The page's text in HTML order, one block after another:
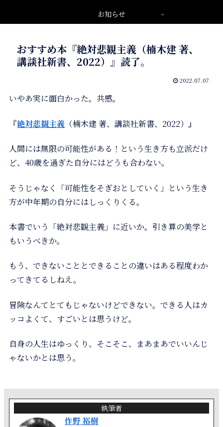
お知らせ
おすすめ本『絶対悲観主義（楠木建 著、
講談社新書、2022）』読了。
2022.07.07
いやあ実に面白かった。共感。
『絶対悲観主義 （楠木建 著、講談社新書、2022）』
人間には無限の可能性がある！という生き方も立派だけ
ど、40歳を過ぎた自分にはどうも合わない。
そうじゃなく「可能性をそぎおとしていく」という生き
方が中年期の自分にはしっくりくる。
本書でいう「絶対悲観主義」に近いか。引き算の美学と
もいうべきか。
もう、できないこととできることの違いはある程度わか
ってきてるしねえ。
冒険なんてとてもじゃないけどできない。できる人はカ
ッコよくて、すごいとは思うけど。
自身の人生はゆっくり、そこそこ、まあまあでいいんじ
ゃないかとは思う。
執筆者
作野 裕樹